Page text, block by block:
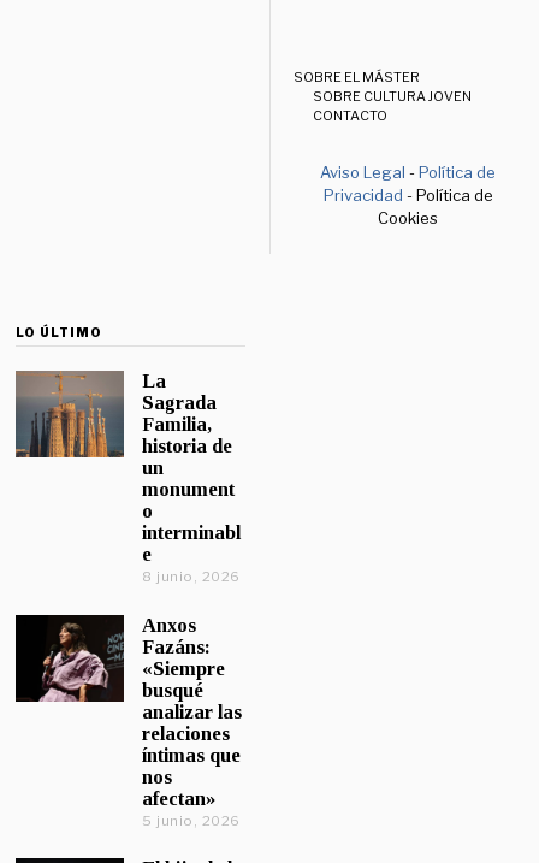
SOBRE EL MÁSTER
SOBRE CULTURA JOVEN
CONTACTO
Aviso Legal -Política de
Privacidad - Política de
Cookies
LO ÚLTIMO
La
Sagrada
Familia,
historia de
un
monument
o
interminabl
e
8 junio, 2026
Anxos
Fazáns:
«Siempre
busqué
analizar las
relaciones
íntimas que
nos
afectan»
5 junio, 2026